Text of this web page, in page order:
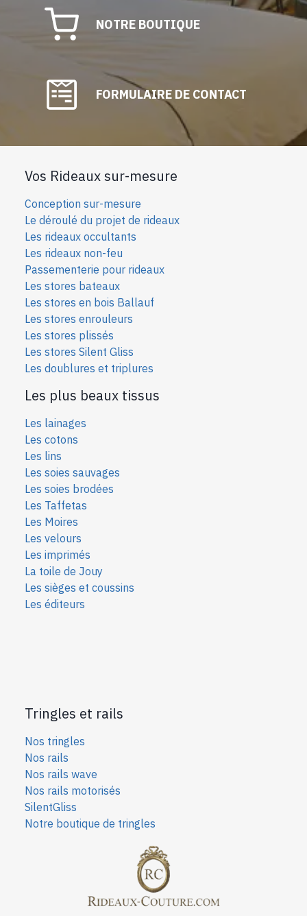
NOTRE BOUTIQUE
FORMULAIRE DE CONTACT
Vos Rideaux sur-mesure
Conception sur-mesure
Le déroulé du projet de rideaux
Les rideaux occultants
Les rideaux non-feu
Passementerie pour rideaux
Les stores bateaux
Les stores en bois Ballauf
Les stores enrouleurs
Les stores plissés
Les stores Silent Gliss
Les doublures et triplures
Les plus beaux tissus
Les lainages
Les cotons
Les lins
Les soies sauvages
Les soies brodées
Les Taffetas
Les Moires
Les velours
Les imprimés
La toile de Jouy
Les sièges et coussins
Les éditeurs
Tringles et rails
Nos tringles
Nos rails
Nos rails wave
Nos rails motorisés
SilentGliss
Notre boutique de tringles